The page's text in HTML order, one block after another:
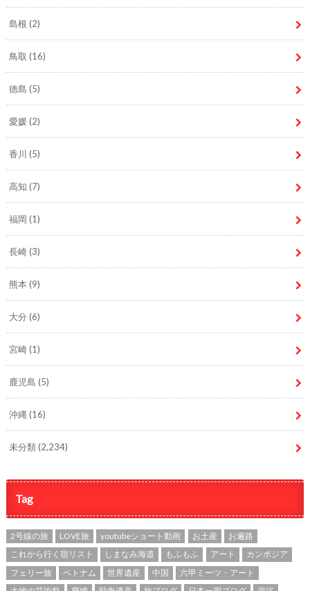
島根 (2)
鳥取 (16)
徳島 (5)
愛媛(2)
香川 (5)
高知 (7)
福岡 (1)
長崎(3)
熊本 (9)
大分 (6)
宮崎(1)
鹿児島 (5)
沖縄 (16)
未分類(2,234)
Tag
2号線の旅 LOVE旅 youtubeショート動画 お土産
お遍路
これから行く宿リスト
しまなみ海道 もふもふ アート
カンボジア
フェリー旅
ベトナム 世界遺産 中国
六甲ミーツ・アート